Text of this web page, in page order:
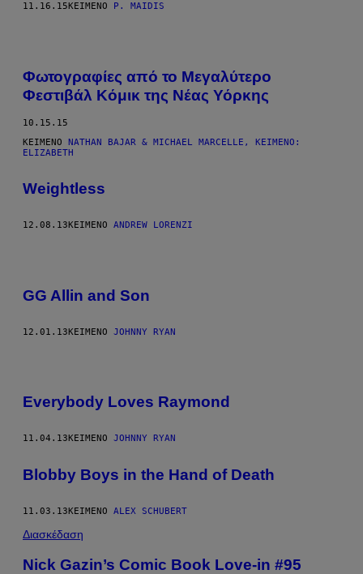
11.16.15 ΚΕΊΜΕΝΟ P. MAIDIS
Φωτογραφίες από το Μεγαλύτερο
Φεστιβάλ Κόμικ της Νέας Υόρκης
10.15.15
ΚΕΊΜΕΝΟ NATHAN BAJAR & MICHAEL MARCELLE, KΕΊΜΕΝΟ:
ELIZABETH
Weightless
12.08.13 ΚΕΊΜΕΝΟ ANDREW LORENZI
GG Allin and Son
12.01.13ΚΕΊΜΕΝΟ JOHNNY RYAN
Everybody Loves Raymond
11.04.13 ΚΕΊΜΕΝΟ JOHNNY RYAN
Blobby Boys in the Hand of Death
11.03.13ΚΕΊΜΕΝΟ ALEX SCHUBERT
Διασκέδαση
Nick Gazin’s Comic Book Love-in #95